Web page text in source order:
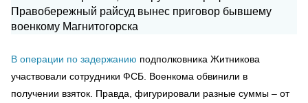
В операции по задержанию подполковника Житникова
участвовали сотрудники ФСБ. Военкома обвинили в
получении взяток. Правда, фигурировали разные суммы – от